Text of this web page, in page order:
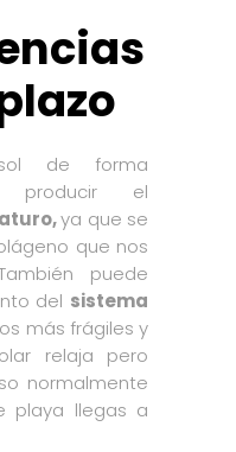
de forma
producir el
ya que se
que nos
puede
del sistema
más frágiles y
relaja pero
normalmente
playa llegas a